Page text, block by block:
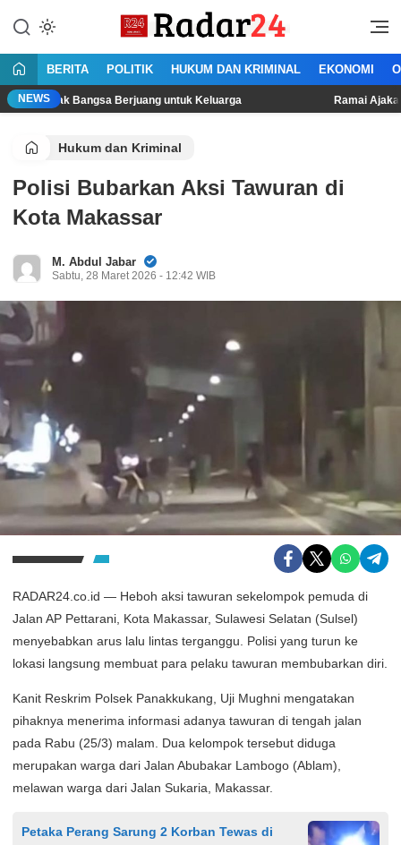
konten
Radar24.co.id
Jujur Lantang Bersuara
BERITA POLITIK HUKUM DAN KRIMINAL EKONOMI
NEWS
Bangsa Berjuang untuk Keluarga Ramai Ajakan Demo 10-
Hukum dan Kriminal
Polisi Bubarkan Aksi Tawuran di
Kota Makassar
M. Abdul Jabar
Sabtu, 28 Maret 2026 - 12:42 WIB
RADAR24.co.id — Heboh aksi tawuran sekelompok pemuda di
Jalan AP Pettarani, Kota Makassar, Sulawesi Selatan (Sulsel)
menyebabkan arus lalu lintas terganggu. Polisi yang turun ke
lokasi langsung membuat para pelaku tawuran membubarkan diri.
Kanit Reskrim Polsek Panakkukang, Uji Mughni mengatakan
pihaknya menerima informasi adanya tawuran di tengah jalan
pada Rabu (25/3) malam. Dua kelompok tersebut diduga
merupakan warga dari Jalan Abubakar Lambogo (Ablam),
melawan warga dari Jalan Sukaria, Makassar.
Petaka Perang Sarung 2 Korban Tewas di